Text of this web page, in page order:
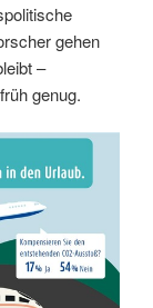
gehen
–
genug.